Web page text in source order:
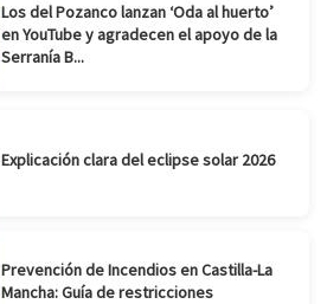
Los del Pozanco lanzan ‘Oda al huerto’
en YouTube y agradecen el apoyo de la
Serranía B...
Explicación clara del eclipse solar 2026
Prevención de Incendios en Castilla-La
Mancha: Guía de restricciones